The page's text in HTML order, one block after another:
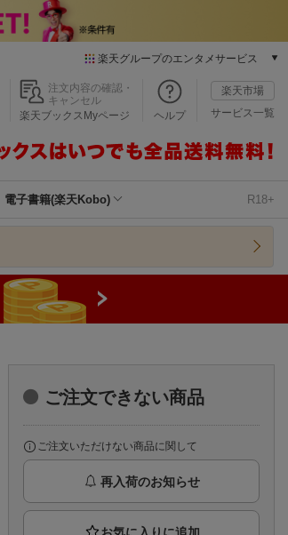
楽天グループのエンタメサービス
本/ゲーム/CD/DVD
楽天ブックス
楽天Kobo
楽天チケット
エンタメニュース
推し楽
注文内容の確認・
キャンセル
楽天ブックスMyページ
ヘルプ
楽天市場
サービス一覧
電子書籍(楽天Kobo) R18+
ご注文できない商品
ご注文いただけない商品に関して
再入荷のお知らせ